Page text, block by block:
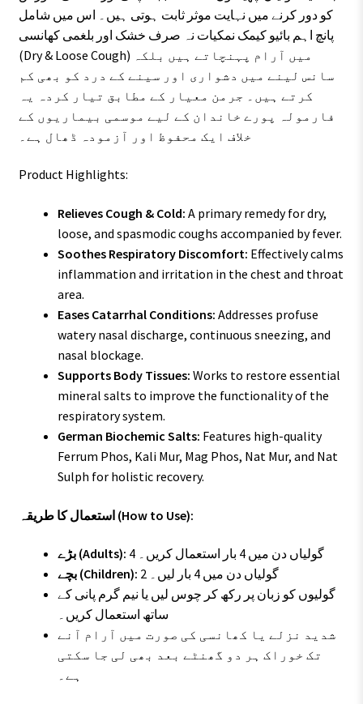
کو دور کرنے میں نہایت موثر ثابت ہوتی ہیں۔ اس میں شامل
پانچ اہم بائیو کیمک نمکیات نہ صرف خشک اور بلغمی کھانسی
(Dry & Loose Cough) میں آرام پہنچاتے ہیں بلکہ
سانس لینے میں دشواری اور سینے کے درد کو بھی کم
کرتے ہیں۔ جرمن معیار کے مطابق تیار کردہ یہ
فارمولہ پورے خاندان کے لیے موسمی بیماریوں کے
خلاف ایک محفوظ اور آزمودہ ڈھال ہے۔
Product Highlights:
Relieves Cough & Cold: A primary remedy for dry,
loose, and spasmodic coughs accompanied by fever.
Soothes Respiratory Discomfort: Effectively calms
inflammation and irritation in the chest and throat
area.
Eases Catarrhal Conditions: Addresses profuse
watery nasal discharge, continuous sneezing, and
nasal blockage.
Supports Body Tissues: Works to restore essential
mineral salts to improve the functionality of the
respiratory system.
German Biochemic Salts: Features high-quality
Ferrum Phos, Kali Mur, Mag Phos, Nat Mur, and Nat
Sulph for holistic recovery.
استعمال کا طریقہ (How to Use):
بڑے (Adults):
4 گولیاں دن میں 4 بار استعمال کریں۔
بچے (Children):
2 گولیاں دن میں 4 بار لیں۔
گولیوں کو زبان پر رکھ کر چوس لیں یا نیم گرم پانی کے
ساتھ استعمال کریں۔
شدید نزلے یا کھانسی کی صورت میں آرام آنے
تک خوراک ہر دو گھنٹے بعد بھی لی جا سکتی
ہے۔